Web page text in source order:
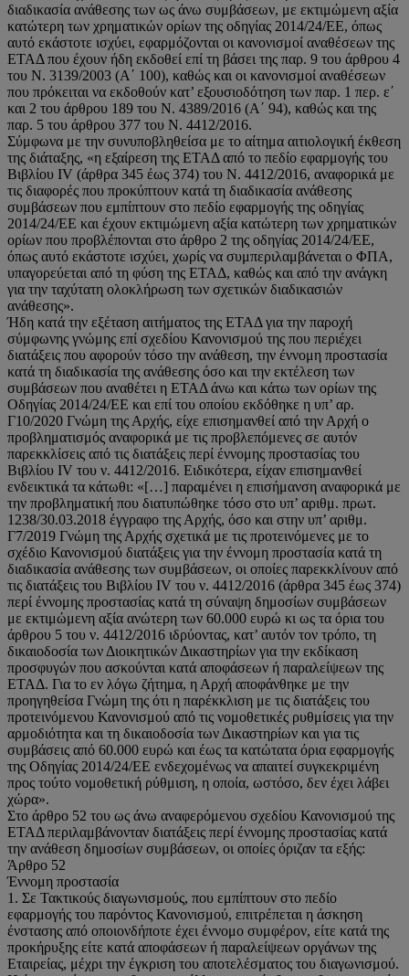
διαδικασία ανάθεσης των ως άνω συμβάσεων, με εκτιμώμενη αξία
κατώτερη των χρηματικών ορίων της οδηγίας 2014/24/ΕΕ, όπως
αυτό εκάστοτε ισχύει, εφαρμόζονται οι κανονισμοί αναθέσεων της
ΕΤΑΔ που έχουν ήδη εκδοθεί επί τη βάσει της παρ. 9 του άρθρου 4
του Ν. 3139/2003 (Α΄ 100), καθώς και οι κανονισμοί αναθέσεων
που πρόκειται να εκδοθούν κατ’ εξουσιοδότηση των παρ. 1 περ. ε΄
και 2 του άρθρου 189 του Ν. 4389/2016 (Α΄ 94), καθώς και της
παρ. 5 του άρθρου 377 του Ν. 4412/2016.
Σύμφωνα με την συνυποβληθείσα με το αίτημα αιτιολογική έκθεση
της διάταξης, «η εξαίρεση της ΕΤΑΔ από το πεδίο εφαρμογής του
Βιβλίου IV (άρθρα 345 έως 374) του Ν. 4412/2016, αναφορικά με
τις διαφορές που προκύπτουν κατά τη διαδικασία ανάθεσης
συμβάσεων που εμπίπτουν στο πεδίο εφαρμογής της οδηγίας
2014/24/ΕΕ και έχουν εκτιμώμενη αξία κατώτερη των χρηματικών
ορίων που προβλέπονται στο άρθρο 2 της οδηγίας 2014/24/ΕΕ,
όπως αυτό εκάστοτε ισχύει, χωρίς να συμπεριλαμβάνεται ο ΦΠΑ,
υπαγορεύεται από τη φύση της ΕΤΑΔ, καθώς και από την ανάγκη
για την ταχύτατη ολοκλήρωση των σχετικών διαδικασιών
ανάθεσης».
Ήδη κατά την εξέταση αιτήματος της ΕΤΑΔ για την παροχή
σύμφωνης γνώμης επί σχεδίου Κανονισμού της που περιέχει
διατάξεις που αφορούν τόσο την ανάθεση, την έννομη προστασία
κατά τη διαδικασία της ανάθεσης όσο και την εκτέλεση των
συμβάσεων που αναθέτει η ΕΤΑΔ άνω και κάτω των ορίων της
Οδηγίας 2014/24/ΕΕ και επί του οποίου εκδόθηκε η υπ’ αρ.
Γ10/2020 Γνώμη της Αρχής, είχε επισημανθεί από την Αρχή ο
προβληματισμός αναφορικά με τις προβλεπόμενες σε αυτόν
παρεκκλίσεις από τις διατάξεις περί έννομης προστασίας του
Βιβλίου IV του ν. 4412/2016. Ειδικότερα, είχαν επισημανθεί
ενδεικτικά τα κάτωθι: «[…] παραμένει η επισήμανση αναφορικά με
την προβληματική που διατυπώθηκε τόσο στο υπ’ αριθμ. πρωτ.
1238/30.03.2018 έγγραφο της Αρχής, όσο και στην υπ’ αριθμ.
Γ7/2019 Γνώμη της Αρχής σχετικά με τις προτεινόμενες με το
σχέδιο Κανονισμού διατάξεις για την έννομη προστασία κατά τη
διαδικασία ανάθεσης των συμβάσεων, οι οποίες παρεκκλίνουν από
τις διατάξεις του Βιβλίου IV του ν. 4412/2016 (άρθρα 345 έως 374)
περί έννομης προστασίας κατά τη σύναψη δημοσίων συμβάσεων
με εκτιμώμενη αξία ανώτερη των 60.000 ευρώ κι ως τα όρια του
άρθρου 5 του ν. 4412/2016 ιδρύοντας, κατ’ αυτόν τον τρόπο, τη
δικαιοδοσία των Διοικητικών Δικαστηρίων για την εκδίκαση
προσφυγών που ασκούνται κατά αποφάσεων ή παραλείψεων της
ΕΤΑΔ. Για το εν λόγω ζήτημα, η Αρχή αποφάνθηκε με την
προηγηθείσα Γνώμη της ότι η παρέκκλιση με τις διατάξεις του
προτεινόμενου Κανονισμού από τις νομοθετικές ρυθμίσεις για την
αρμοδιότητα και τη δικαιοδοσία των Δικαστηρίων και για τις
συμβάσεις από 60.000 ευρώ και έως τα κατώτατα όρια εφαρμογής
της Οδηγίας 2014/24/ΕΕ ενδεχομένως να απαιτεί συγκεκριμένη
προς τούτο νομοθετική ρύθμιση, η οποία, ωστόσο, δεν έχει λάβει
χώρα».
Στο άρθρο 52 του ως άνω αναφερόμενου σχεδίου Κανονισμού της
ΕΤΑΔ περιλαμβάνονταν διατάξεις περί έννομης προστασίας κατά
την ανάθεση δημοσίων συμβάσεων, οι οποίες όριζαν τα εξής:
Άρθρο 52
Έννομη προστασία
1. Σε Τακτικούς διαγωνισμούς, που εμπίπτουν στο πεδίο
εφαρμογής του παρόντος Κανονισμού, επιτρέπεται η άσκηση
ένστασης από οποιονδήποτε έχει έννομο συμφέρον, είτε κατά της
προκήρυξης είτε κατά αποφάσεων ή παραλείψεων οργάνων της
Εταιρείας, μέχρι την έγκριση του αποτελέσματος του διαγωνισμού.